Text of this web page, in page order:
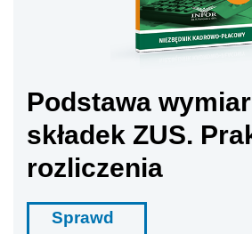
Podstawa
składek ZUS.
rozliczenia
Sprawd